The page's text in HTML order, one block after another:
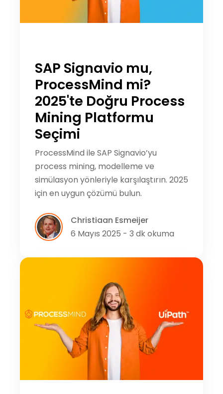
SAP Signavio mu,
ProcessMind mi?
2025'te Doğru Process
Mining Platformu
Seçimi
ProcessMind ile SAP Signavio’yu
process mining, modelleme ve
simülasyon yönleriyle karşılaştırın. 2025
için en uygun çözümü bulun.
Christiaan Esmeijer
6 Mayıs 2025 - 3 dk okuma